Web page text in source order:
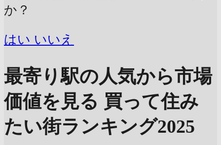
か？
はい いいえ
最寄り駅の人気から市場
価値を見る 買って住み
たい街ランキング2025